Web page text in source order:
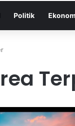
Politik